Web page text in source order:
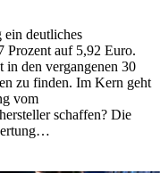
ein deutliches
Prozent auf 5,92 Euro.
in den vergangenen 30
zu finden. Im Kern geht
vom
schaffen? Die